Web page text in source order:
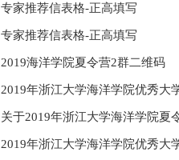
专家推荐信表格-正高填写
专家推荐信表格-正高填写
2019海洋学院夏令营2群二维码
2019年浙江大学海洋学院优秀大
关于2019年浙江大学海洋学院夏
2019年浙江大学海洋学院优秀大